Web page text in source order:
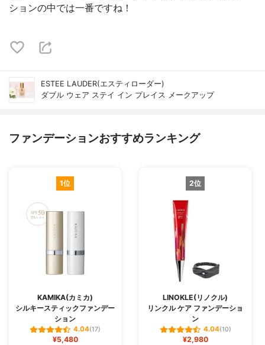
ションの中では一番ですね！
ESTEE LAUDER(エスティローダー)
ダブル ウェア ステイ イン プレイス メークアップ
ファンデーションおすすめランキング
1位
KAMIKA(カミカ)
シルキースティックファンデー
ション
4.04(17)
¥5,480
2位
LINOKLE(リノクル)
リンクル ケア ファンデーショ
ン
4.04(10)
¥2,980